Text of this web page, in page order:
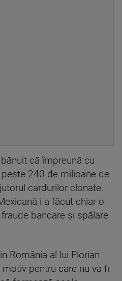
că împreună cu
240 de milioane de
cardurilor clonate.
i-a făcut chiar o
bancare şi spălare
România al lui Florian
pentru care nu va fi